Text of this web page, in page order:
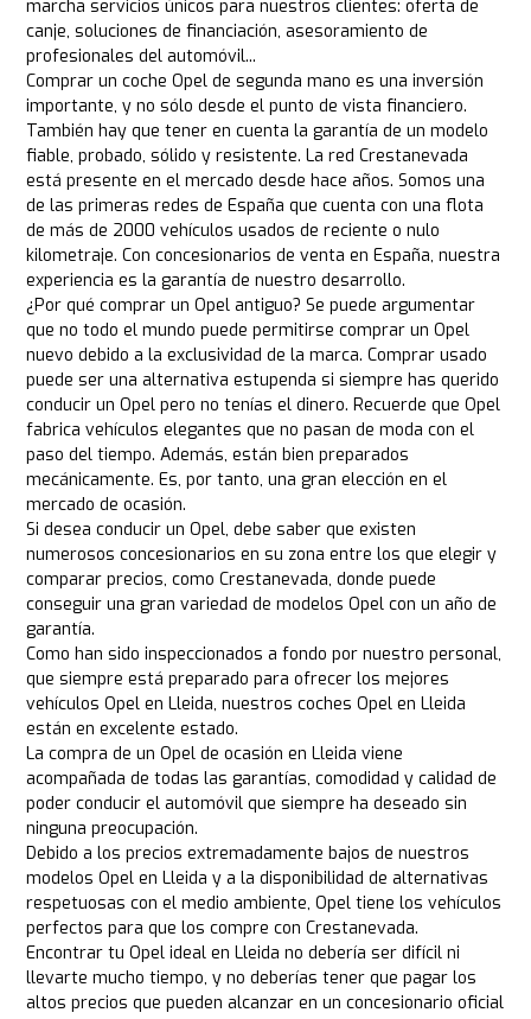
marcha servicios únicos para nuestros clientes: oferta de
canje, soluciones de financiación, asesoramiento de
profesionales del automóvil...
Comprar un coche Opel de segunda mano es una inversión
importante, y no sólo desde el punto de vista financiero.
También hay que tener en cuenta la garantía de un modelo
fiable, probado, sólido y resistente. La red Crestanevada
está presente en el mercado desde hace años. Somos una
de las primeras redes de España que cuenta con una flota
de más de 2000 vehículos usados de reciente o nulo
kilometraje. Con concesionarios de venta en España, nuestra
experiencia es la garantía de nuestro desarrollo.
¿Por qué comprar un Opel antiguo? Se puede argumentar
que no todo el mundo puede permitirse comprar un Opel
nuevo debido a la exclusividad de la marca. Comprar usado
puede ser una alternativa estupenda si siempre has querido
conducir un Opel pero no tenías el dinero. Recuerde que Opel
fabrica vehículos elegantes que no pasan de moda con el
paso del tiempo. Además, están bien preparados
mecánicamente. Es, por tanto, una gran elección en el
mercado de ocasión.
Si desea conducir un Opel, debe saber que existen
numerosos concesionarios en su zona entre los que elegir y
comparar precios, como Crestanevada, donde puede
conseguir una gran variedad de modelos Opel con un año de
garantía.
Como han sido inspeccionados a fondo por nuestro personal,
que siempre está preparado para ofrecer los mejores
vehículos Opel en Lleida, nuestros coches Opel en Lleida
están en excelente estado.
La compra de un Opel de ocasión en Lleida viene
acompañada de todas las garantías, comodidad y calidad de
poder conducir el automóvil que siempre ha deseado sin
ninguna preocupación.
Debido a los precios extremadamente bajos de nuestros
modelos Opel en Lleida y a la disponibilidad de alternativas
respetuosas con el medio ambiente, Opel tiene los vehículos
perfectos para que los compre con Crestanevada.
Encontrar tu Opel ideal en Lleida no debería ser difícil ni
llevarte mucho tiempo, y no deberías tener que pagar los
altos precios que pueden alcanzar en un concesionario oficial